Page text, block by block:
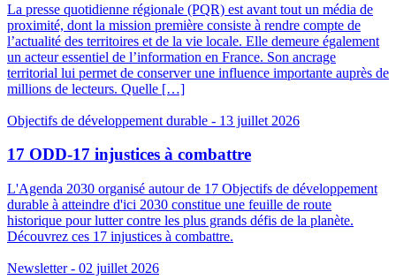
La presse quotidienne régionale (PQR) est avant tout un média de
proximité, dont la mission première consiste à rendre compte de
l’actualité des territoires et de la vie locale. Elle demeure également
un acteur essentiel de l’information en France. Son ancrage
territorial lui permet de conserver une influence importante auprès de
millions de lecteurs. Quelle […]
Objectifs de développement durable - 13 juillet 2026
17 ODD-17 injustices à combattre
L'Agenda 2030 organisé autour de 17 Objectifs de développement
durable à atteindre d'ici 2030 constitue une feuille de route
historique pour lutter contre les plus grands défis de la planète.
Découvrez ces 17 injustices à combattre.
Newsletter- 02 juillet 2026